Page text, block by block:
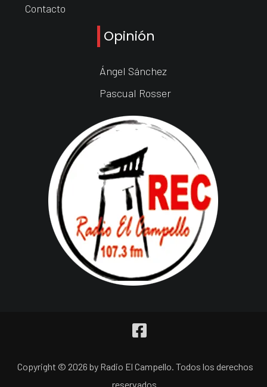
Contacto
Opinión
Ángel Sánchez
Pascual Rosser
Copyright © 2026 by Radio El Campello. Todos los derechos
reservados.